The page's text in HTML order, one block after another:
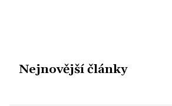
Nejnovější články